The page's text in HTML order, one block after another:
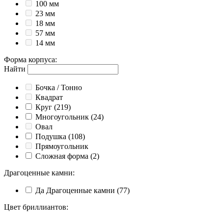
100 мм
23 мм
18 мм
57 мм
14 мм
Форма корпуса:
Найти
Бочка / Тонно
Квадрат
Круг (219)
Многоугольник (24)
Овал
Подушка (108)
Прямоугольник
Сложная форма (2)
Драгоценные камни:
Да Драгоценные камни (77)
Цвет бриллиантов: